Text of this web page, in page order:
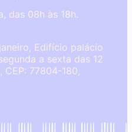
das 08h às 18h.
Edifício palácio
a sexta das 12
CEP: 77804-180,